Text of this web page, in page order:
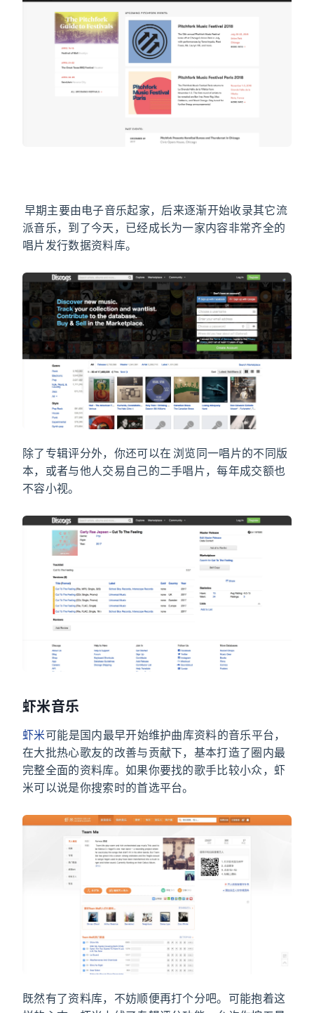
早期主要由电子音乐起家，后来逐渐开始收录其它流
派音乐，到了今天，已经成长为一家内容非常齐全的
唱片发行数据资料库。
除了专辑评分外，你还可以在 Discogs 浏览同一唱片的不同版
本，或者与他人交易自己的二手唱片，每年成交额也
不容小视。
虾米音乐
虾米可能是国内最早开始维护曲库资料的音乐平台，
在大批热心歌友的改善与贡献下，基本打造了圈内最
完整全面的资料库。如果你要找的歌手比较小众，虾
米可以说是你搜索时的首选平台。
既然有了资料库，不妨顺便再打个分吧。可能抱着这